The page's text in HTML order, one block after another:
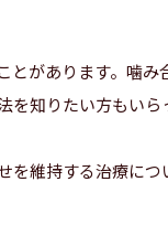
があります。噛
知りたい方もいら
を維持する治療に